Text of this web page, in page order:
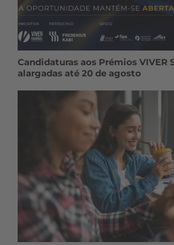
Candidaturas aos Prémios VIVER
alargadas até 20 de agosto